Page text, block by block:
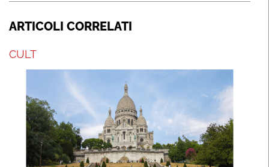
ARTICOLI CORRELATI
CULT